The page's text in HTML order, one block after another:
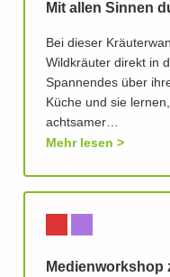
Mit allen Sinnen
Bei dieser
Wildkräuter direkt in
Spannendes über
Küche und sie
achtsamer…
Mehr lesen
Medienworkshop